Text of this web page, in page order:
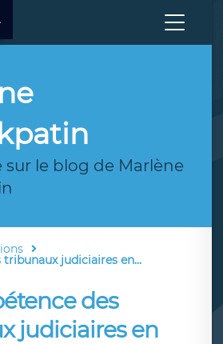
sur le blog de Marlène
judiciaires en...
des
judiciaires en